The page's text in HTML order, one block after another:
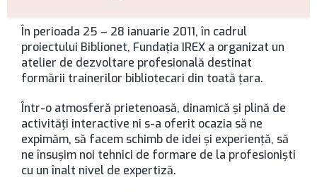
În perioada 25 – 28 ianuarie 2011, în cadrul
proiectului Biblionet, Fundaţia IREX a organizat un
atelier de dezvoltare profesională destinat
formării trainerilor bibliotecari din toată ţara.
Într-o atmosferă prietenoasă, dinamică şi plină de
activităţi interactive ni s-a oferit ocazia să ne
expimăm, să facem schimb de idei şi experienţă, să
ne însuşim noi tehnici de formare de la profesionişti
cu un înalt nivel de expertiză.